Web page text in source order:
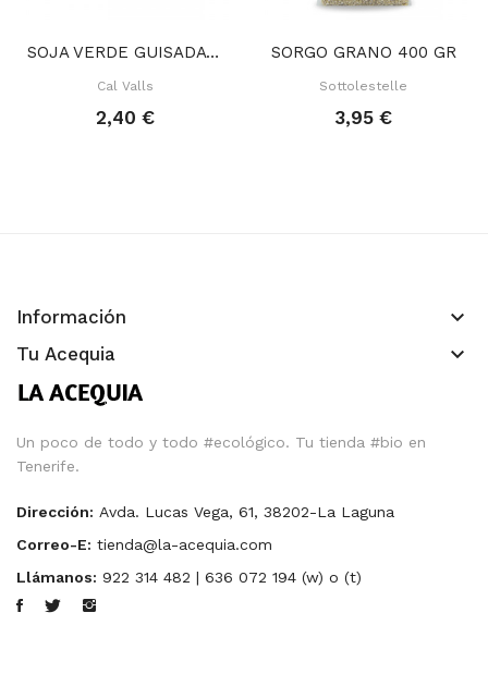
SOJA VERDE GUISADA 370 GR
Cal Valls
2,40 €
SORGO GRANO 400 GR
Sottolestelle
3,95 €
Información keyboard_arrow_down
Tu Acequia keyboard_arrow_down
Un poco de todo y todo #ecológico. Tu tienda #bio en
Tenerife.
Dirección: Avda. Lucas Vega, 61, 38202-La Laguna
Correo-E: tienda@la-acequia.com
Llámanos: 922 314 482 | 636 072 194 (w) o (t)